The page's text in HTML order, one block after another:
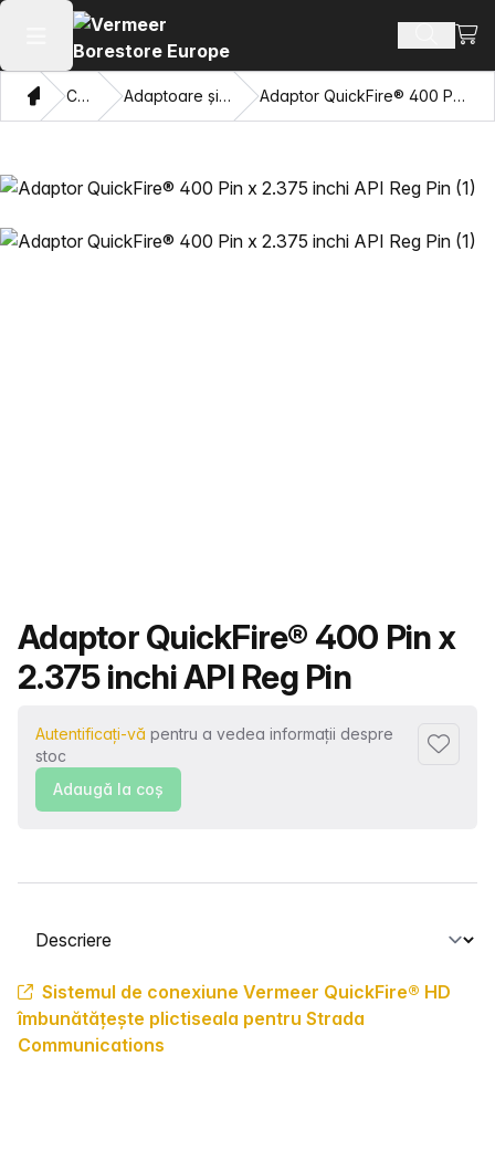
Deschide meniul principal Căutați
Domiciliu
Catalog Adaptoare și ochi care trag Adaptor QuickFire® 400 Pin x 2.375 inchi API Reg Pin
Nume produs
Adaptor QuickFire® 400 Pin x
2.375 inchi API Reg Pin
Autentificați-vă pentru a vedea informații despre
stoc
Adaugă la coş
Selectați o filă
Sistemul de conexiune Vermeer QuickFire® HD
îmbunătățește plictiseala pentru Strada
Communications